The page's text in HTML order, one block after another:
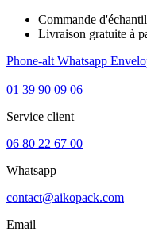
Commande
Livraison gratuite à
Phone-alt Whatsapp
01 39 90 09 06
Service client
06 80 22 67 00
Whatsapp
contact@aikopack.com
Email